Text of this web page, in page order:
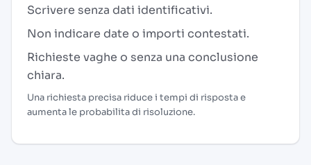
Scrivere senza dati identificativi.
Non indicare date o importi contestati.
Richieste vaghe o senza una conclusione
chiara.
Una richiesta precisa riduce i tempi di risposta e
aumenta le probabilita di risoluzione.